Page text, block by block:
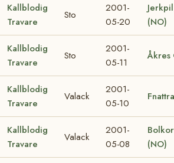
Kallblodig
Travare
Sto
2001-
05-20
(NO)
Kallblodig
Travare
Sto
2001-
05-11
Åkres
Kallblodig
Travare
Valack
2001-
05-10
Kallblodig
Travare
Valack
2001-
05-08
(NO)